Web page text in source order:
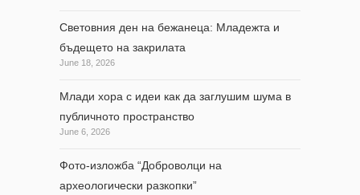
Световния ден на бежанеца: Младежта и
бъдещето на закрилата
June 18, 2026
Млади хора с идеи как да заглушим шума в
публичното пространство
June 6, 2026
Фото-изложба “Доброволци на
археологически разкопки”